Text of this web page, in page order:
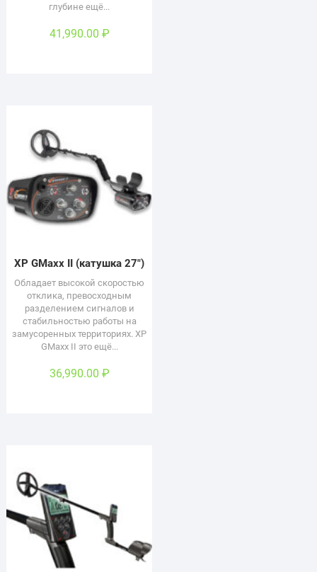
глубине ещё...
41,990.00 ₽
XP GMaxx II (катушка 27″)
Обладает высокой скоростью
отклика, превосходным
разделением сигналов и
стабильностью работы на
замусоренных территориях. XP
GMaxx II это ещё...
36,990.00 ₽